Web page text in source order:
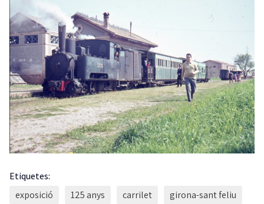
Etiquetes:
exposició
125 anys carrilet girona-sant feliu